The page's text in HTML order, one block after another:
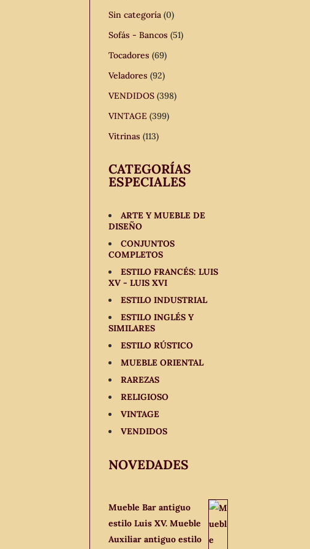
Sin categoría (0)
Sofás - Bancos (51)
Tocadores (69)
Veladores (92)
VENDIDOS (398)
VINTAGE (399)
Vitrinas (113)
CATEGORÍAS
ESPECIALES
ARTE Y MUEBLE DE
DISEÑO
CONJUNTOS
COMPLETOS
ESTILO FRANCÉS: LUIS
XV - LUIS XVI
ESTILO INDUSTRIAL
ESTILO INGLÉS Y
SIMILARES
ESTILO RÚSTICO
MUEBLE ORIENTAL
RAREZAS
RELIGIOSO
VINTAGE
VENDIDOS
NOVEDADES
Mueble Bar antiguo
estilo Luis XV. Mueble
Auxiliar antiguo estilo